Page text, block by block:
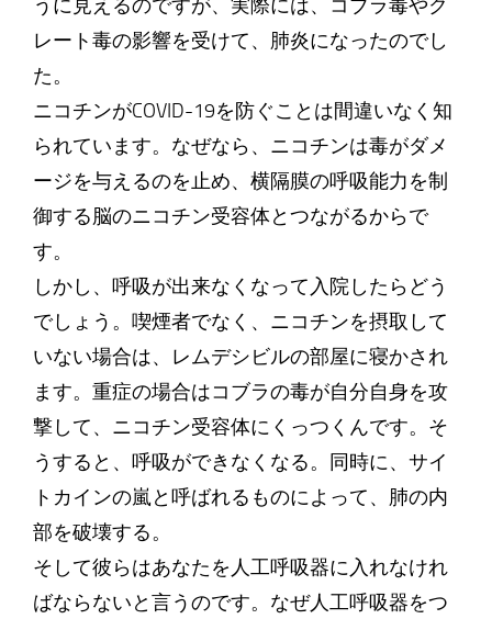
うに見えるのですが、実際には、コブラ毒やク
レート毒の影響を受けて、肺炎になったのでし
た。
ニコチンがCOVID-19を防ぐことは間違いなく知
られています。なぜなら、ニコチンは毒がダメ
ージを与えるのを止め、横隔膜の呼吸能力を制
御する脳のニコチン受容体とつながるからで
す。
しかし、呼吸が出来なくなって入院したらどう
でしょう。喫煙者でなく、ニコチンを摂取して
いない場合は、レムデシビルの部屋に寝かされ
ます。重症の場合はコブラの毒が自分自身を攻
撃して、ニコチン受容体にくっつくんです。そ
うすると、呼吸ができなくなる。同時に、サイ
トカインの嵐と呼ばれるものによって、肺の内
部を破壊する。
そして彼らはあなたを人工呼吸器に入れなけれ
ばならないと言うのです。なぜ人工呼吸器をつ